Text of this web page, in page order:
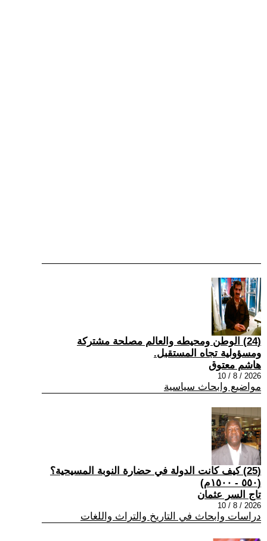
(24) الوطن ومحيطه والعالم مصلحة مشتركة
ومسؤولية تجاه المستقبل.
هاشم معتوق
2026 / 8 / 10
مواضيع وابحاث سياسية
(25) كيف كانت الدولة في حضارة النوبة المسيحية؟
(٥٥٠ - ١٥٠٠م)
تاج السر عثمان
2026 / 8 / 10
دراسات وابحاث في التاريخ والتراث واللغات